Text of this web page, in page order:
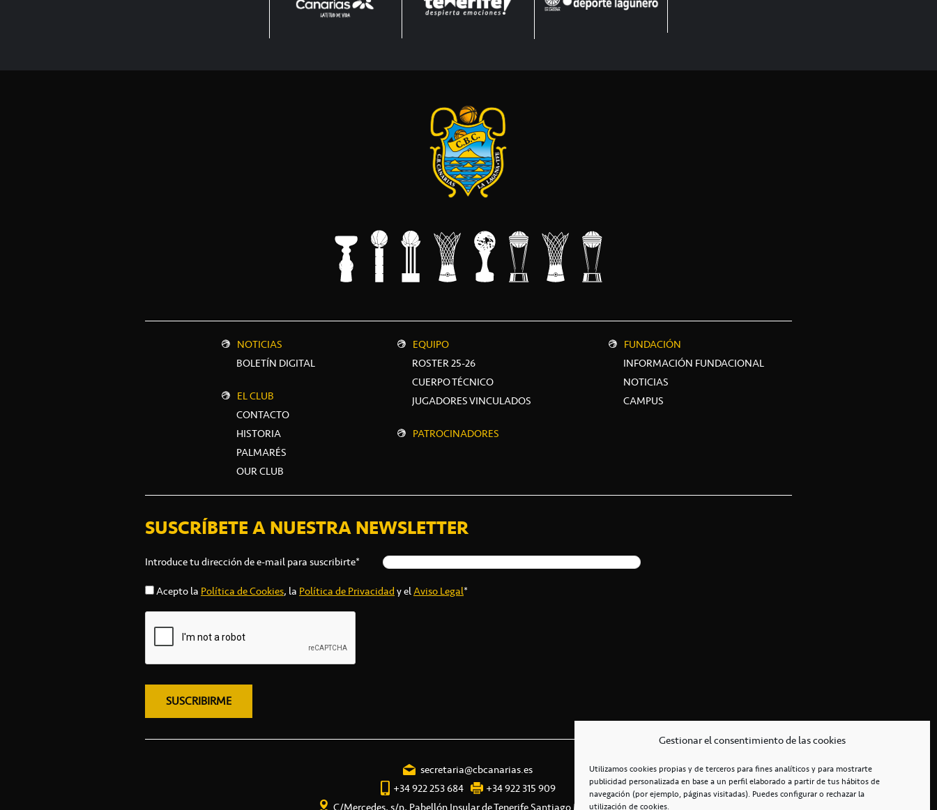
Gestionar el consentimiento de las cookies
Utilizamos cookies propias y de terceros para fines analíticos y para mostrarte
publicidad personalizada en base a un perfil elaborado a partir de tus hábitos de
navegación (por ejemplo, páginas visitadas). Puedes configurar o rechazar la
utilización de cookies.
NOTICIAS
BOLETÍN DIGITAL
EL CLUB
CONTACTO
HISTORIA
PALMARÉS
OUR CLUB
EQUIPO
ROSTER 25-26
CUERPO TÉCNICO
JUGADORES VINCULADOS
PATROCINADORES
FUNDACIÓN
INFORMACIÓN FUNDACIONAL
NOTICIAS
CAMPUS
SUSCRÍBETE A NUESTRA NEWSLETTER
Introduce tu dirección de e-mail para suscribirte*
Acepto la Política de Cookies, la Política de Privacidady elAviso Legal*
secretaria@cbcanarias.es
+34 922 253 684
+34 922 315 909